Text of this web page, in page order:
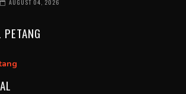
AUGUST 04, 2026